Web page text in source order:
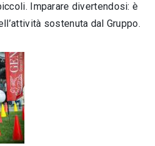
Imparare divertendosi: è
sostenuta dal Gruppo.